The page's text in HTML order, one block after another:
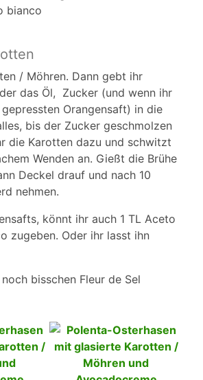
bianco
/ Möhren. Dann gebt ihr
das Öl, Zucker (und wenn ihr
Orangensaft) in die
bis der Zucker geschmolzen
die Karotten dazu und schwitzt
Wenden an. Gießt die Brühe
Deckel drauf und nach 10
nehmen.
könnt ihr auch 1 TL Aceto
zugeben. Oder ihr lasst ihn
bisschen Fleur de Sel